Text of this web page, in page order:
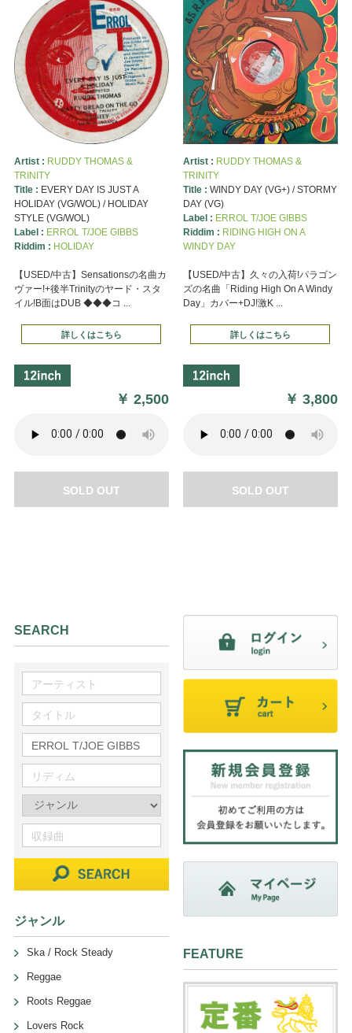
Artist : RUDDY THOMAS &
TRINITY
Title : EVERY DAY IS JUST A
HOLIDAY (VG/WOL) / HOLIDAY
STYLE (VG/WOL)
Label : ERROL T/JOE GIBBS
Riddim : HOLIDAY
【USED/中古】Sensationsの名曲カ
ヴァー!+後半Trinityのヤード・スタ
イル!B面はDUB ◆◆◆コ ...
詳しくはこちら
￥2,500
SOLD OUT
Artist : RUDDY THOMAS &
TRINITY
Title : WINDY DAY (VG+) / STORMY
DAY (VG)
Label : ERROL T/JOE GIBBS
Riddim : RIDING HIGH ON A
WINDY DAY
【USED/中古】久々の入荷!パラゴン
ズの名曲「Riding High On A Windy
Day」カバー+DJ!激K ...
詳しくはこちら
￥3,800
SOLD OUT
SEARCH
ジャンル
Ska / Rock Steady
Reggae
Roots Reggae
Lovers Rock
FEATURE